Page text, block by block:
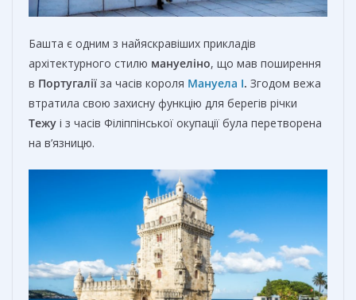
Башта є одним з найяскравіших прикладів
архітектурного стилю мануеліно, що мав поширення
в Португалії за часів короля Мануела І. Згодом вежа
втратила свою захисну функцію для берегів річки
Тежу і з часів Філіппінської окупації була перетворена
на в’язницю.